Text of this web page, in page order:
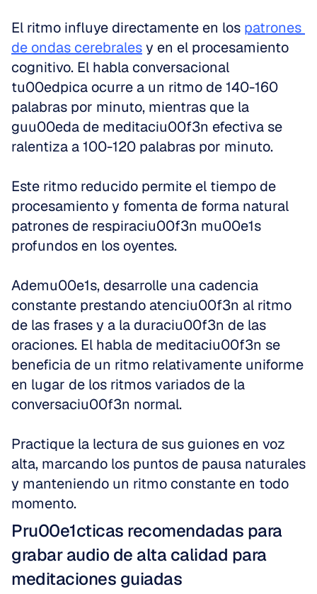
El ritmo influye directamente en los patrones
de ondas cerebrales y en el procesamiento
cognitivo. El habla conversacional
tu00edpica ocurre a un ritmo de 140-160
palabras por minuto, mientras que la
guu00eda de meditaciu00f3n efectiva se
ralentiza a 100-120 palabras por minuto.
Este ritmo reducido permite el tiempo de
procesamiento y fomenta de forma natural
patrones de respiraciu00f3n mu00e1s
profundos en los oyentes.
Ademu00e1s, desarrolle una cadencia
constante prestando atenciu00f3n al ritmo
de las frases y a la duraciu00f3n de las
oraciones. El habla de meditaciu00f3n se
beneficia de un ritmo relativamente uniforme
en lugar de los ritmos variados de la
conversaciu00f3n normal.
Practique la lectura de sus guiones en voz
alta, marcando los puntos de pausa naturales
y manteniendo un ritmo constante en todo
momento.
Pru00e1cticas recomendadas para
grabar audio de alta calidad para
meditaciones guiadas